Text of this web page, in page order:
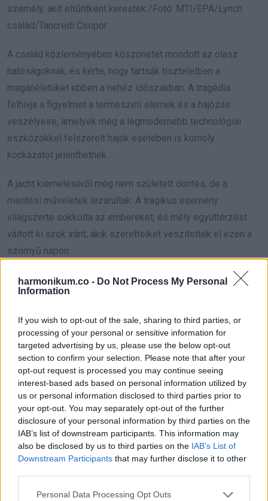
harmonikum.co - Do Not Process My Personal
Information
If you wish to opt-out of the sale, sharing to third parties, or
processing of your personal or sensitive information for
targeted advertising by us, please use the below opt-out
section to confirm your selection. Please note that after your
opt-out request is processed you may continue seeing
interest-based ads based on personal information utilized by
us or personal information disclosed to third parties prior to
your opt-out. You may separately opt-out of the further
disclosure of your personal information by third parties on the
IAB’s list of downstream participants. This information may
also be disclosed by us to third parties on the IAB’s List of
Downstream Participants that may further disclose it to other
Please note that this website/app uses one or more Google
Personal Data Processing Opt Outs
személy, akit eltűntként kerestek /Fotó: MTI/EPA/Lynch
család/Tancredi Csopor
A család közleményében köszönetet mondott az olasz
hatóságoknak, és kérte, hogy tartsák tiszteletben a
magánéletüket ebben a nehéz időszakban. A tragédia
felhívja a figyelmet a természeti elemek és a hajózás
veszélyeire, amelyek még a legmodernebb technológiai
eszközökkel felszerelt hajók esetében is komoly
kockázatot jelenthetnek.
A jacht kiemeléséről még nem született döntés, de a
mentési műveletek lezárultak. A tragikus esemény
világszerte sokkolta az embereket, és mély együttérzést
váltott ki azok iránt, akik szeretteiket veszítették el ezen a
szörnyű napon.
Lynch family is „devastated, in shock” as body
found in search for teen Hannah after yacht
disasterhttps://t.co/WspqsT4Sl1
pic.twitter.com/3258lvA1KN
— The Mirror (@DailyMirror) August 23, 2024